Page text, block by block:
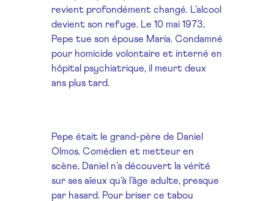
revient profondément changé. L’alcool
devient son refuge. Le 10 mai 1973,
Pepe tue son épouse María. Condamné
pour homicide volontaire et interné en
hôpital psychiatrique, il meurt deux
ans plus tard.
Pepe était le grand-père de Daniel
Olmos. Comédien et metteur en
scène, Daniel n’a découvert la vérité
sur ses aïeux qu’à l’âge adulte, presque
par hasard. Pour briser ce tabou